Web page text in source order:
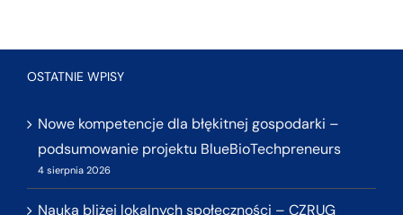
OSTATNIE WPISY
Nowe kompetencje dla błękitnej gospodarki –
podsumowanie projektu BlueBioTechpreneurs
4 sierpnia 2026
Nauka bliżej lokalnych społeczności – CZRUG